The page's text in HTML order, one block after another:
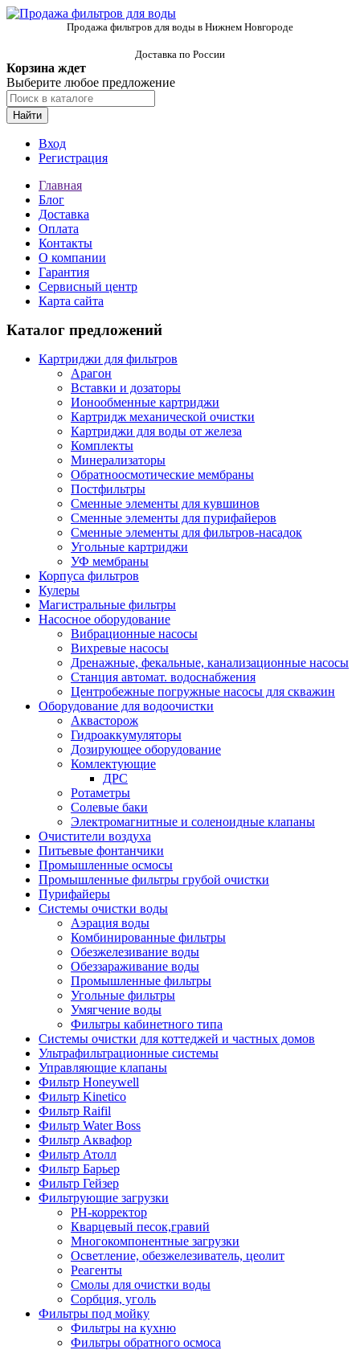
Продажа фильтров для воды в Нижнем Новгороде
Доставка по России
Корзина ждет
Выберите любое предложение
Найти
Вход
Регистрация
Главная
Блог
Доставка
Оплата
Контакты
О компании
Гарантия
Сервисный центр
Карта сайта
Каталог предложений
Картриджи для фильтров
Арагон
Вставки и дозаторы
Ионообменные картриджи
Картридж механической очистки
Картриджи для воды от железа
Комплекты
Минерализаторы
Обратноосмотические мембраны
Постфильтры
Сменные элементы для кувшинов
Сменные элементы для пурифайеров
Сменные элементы для фильтров-насадок
Угольные картриджи
УФ мембраны
Корпуса фильтров
Кулеры
Магистральные фильтры
Насосное оборудование
Вибрационные насосы
Вихревые насосы
Дренажные, фекальные, канализационные насосы
Станция автомат. водоснабжения
Центробежные погружные насосы для скважин
Оборудование для водоочистки
Аквасторож
Гидроаккумуляторы
Дозирующее оборудование
Комлектующие
ДРС
Ротаметры
Солевые баки
Электромагнитные и соленоидные клапаны
Очистители воздуха
Питьевые фонтанчики
Промышленные осмосы
Промышленные фильтры грубой очистки
Пурифайеры
Системы очистки воды
Аэрация воды
Комбинированные фильтры
Обезжелезивание воды
Обеззараживание воды
Промышленные фильтры
Угольные фильтры
Умягчение воды
Фильтры кабинетного типа
Системы очистки для коттеджей и частных домов
Ультрафильтрационные системы
Управляющие клапаны
Фильтр Honeywell
Фильтр Kinetico
Фильтр Raifil
Фильтр Water Boss
Фильтр Аквафор
Фильтр Атолл
Фильтр Барьер
Фильтр Гейзер
Фильтрующие загрузки
PH-корректор
Кварцевый песок,гравий
Многокомпонентные загрузки
Осветление, обезжелезиватель, цеолит
Реагенты
Смолы для очистки воды
Сорбция, уголь
Фильтры под мойку
Фильтры на кухню
Фильтры обратного осмоса